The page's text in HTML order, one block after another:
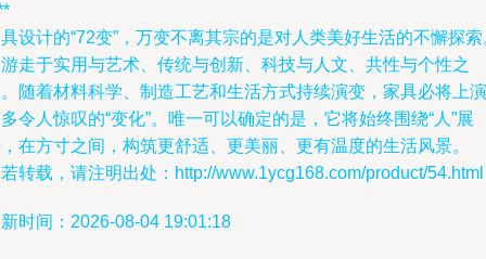
设计的“72变”，万变不离其宗的是对人类美好生活的不懈探
走于实用与艺术、传统与创新、科技与人文、共性与个性之
随着材料科学、制造工艺和生活方式持续演变，家具必将上演
令人惊叹的“变化”。唯一可以确定的是，它将始终围绕“人”展
在方寸之间，构筑更舒适、更美丽、更有温度的生活风景。
转载，请注明出处：http://www.1ycg168.com/product/54.html
时间：2026-08-04 19:01:18